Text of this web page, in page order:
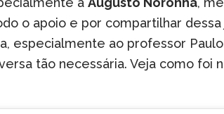
o apoio e por compartilhar
especialmente ao professor
tão necessária. Veja como foi